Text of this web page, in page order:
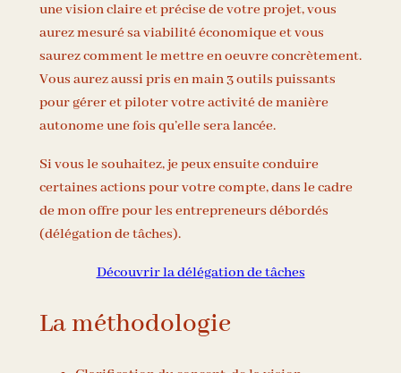
une vision claire et précise de votre projet, vous
aurez mesuré sa viabilité économique et vous
saurez comment le mettre en oeuvre concrètement.
Vous aurez aussi pris en main 3 outils puissants
pour gérer et piloter votre activité de manière
autonome une fois qu’elle sera lancée.
Si vous le souhaitez, je peux ensuite conduire
certaines actions pour votre compte, dans le cadre
de mon offre pour les entrepreneurs débordés
(délégation de tâches).
Découvrir la délégation de tâches
La méthodologie